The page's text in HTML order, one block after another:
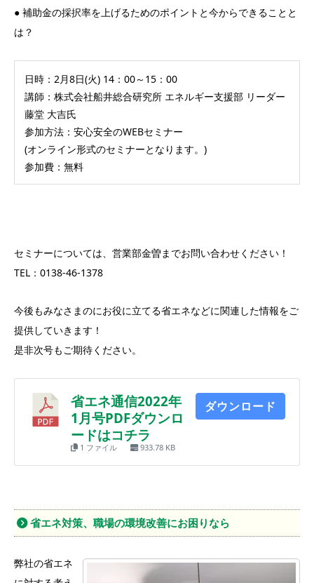
● 補助金の採択率を上げるためのポイントと今からできることと
は？
日時：2月8日(火) 14：00～15：00
講師：株式会社船井総合研究所 エネルギー支援部 リーダー
藤堂 大吉氏
参加方法：安心安全のWEBセミナー
(オンライン形式のセミナーとなります。)
参加費：無料
セミナーについては、営業部金曽までお問い合わせください！
TEL：0138-46-1378
今後もみなさまのにお役に立てる省エネなどに関連した情報をご
提供していきます！
是非次号もご期待ください。
省エネ通信2022年
1月号PDFダウンロ
ードはコチラ
1 ファイル 933.78 KB
ダウンロード
省エネ対策、職場の環境改善にお困りなら
弊社の省エネ